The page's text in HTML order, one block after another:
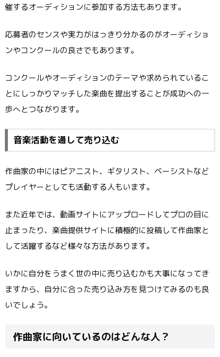
催するオーディションに参加する方法もあります。
応募者のセンスや実力がはっきり分かるのがオーディショ
ンやコンクールの良さでもあります。
コンクールやオーディションのテーマや求められているこ
とにしっかりマッチした楽曲を提出することが成功への一
歩へとつながります。
音楽活動を通して売り込む
作曲家の中にはピアニスト、ギタリスト、ベーシストなど
プレイヤーとしても活動する人もいます。
また近年では、動画サイトにアップロードしてプロの目に
止まったり、楽曲提供サイトに積極的に投稿して作曲家と
して活躍するなど様々な方法があります。
いかに自分をうまく世の中に売り込むかも大事になってき
ますから、自分に合った売り込み方を見つけてみるのも良
いでしょう。
作曲家に向いているのはどんな人？